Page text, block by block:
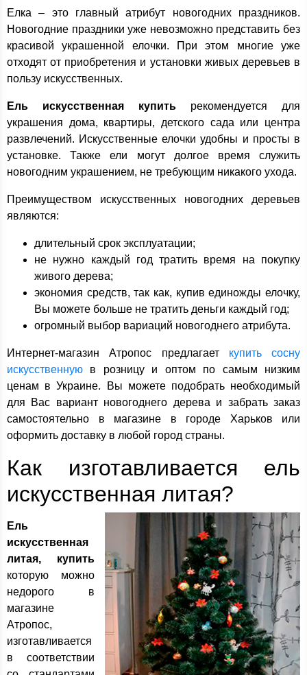
Елка – это главный атрибут новогодних праздников.
Новогодние праздники уже невозможно представить без
красивой украшенной елочки. При этом многие уже
отходят от приобретения и установки живых деревьев в
пользу искусственных.
Ель искусственная купить рекомендуется для
украшения дома, квартиры, детского сада или центра
развлечений. Искусственные елочки удобны и просты в
установке. Также ели могут долгое время служить
новогодним украшением, не требующим никакого ухода.
Преимуществом искусственных новогодних деревьев
являются:
длительный срок эксплуатации;
не нужно каждый год тратить время на покупку
живого дерева;
экономия средств, так как, купив единожды елочку,
Вы можете больше не тратить деньги каждый год;
огромный выбор вариаций новогоднего атрибута.
Интернет-магазин Атропос предлагает купить сосну
искусственную в розницу и оптом по самым низким
ценам в Украине. Вы можете подобрать необходимый
для Вас вариант новогоднего дерева и забрать заказ
самостоятельно в магазине в городе Харьков или
оформить доставку в любой город страны.
Как изготавливается ель
искусственная литая?
Ель
искусственная
литая, купить
которую можно
недорого в
магазине
Атропос,
изготавливается
в соответствии